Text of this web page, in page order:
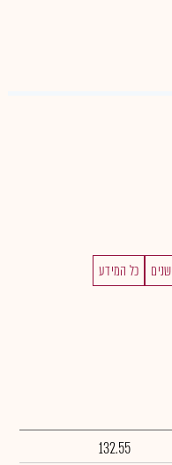
כל המידע
132.55